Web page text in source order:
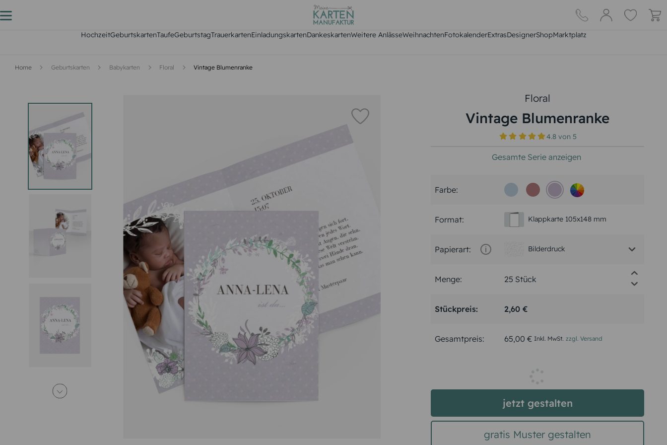
HochzeitGeburtskartenTaufeGeburtstagTrauerkartenEinladungskartenDankeskartenWeitere AnlässeWeihnachtenFotokalenderExtrasDesignerShopMarktplatz
Home Geburtskarten Babykarten Floral Vintage Blumenranke
Floral
Vintage Blumenranke
4.8von 5
Gesamte Serie anzeigen
Farbe:
Format: Klappkarte 105x148 mm
Papierart: Bilderdruck
Menge:
Stückpreis: 2,60 €
Gesamtpreis: 65,00 € Inkl. MwSt. zzgl. Versand
jetzt gestalten
gratis Muster gestalten